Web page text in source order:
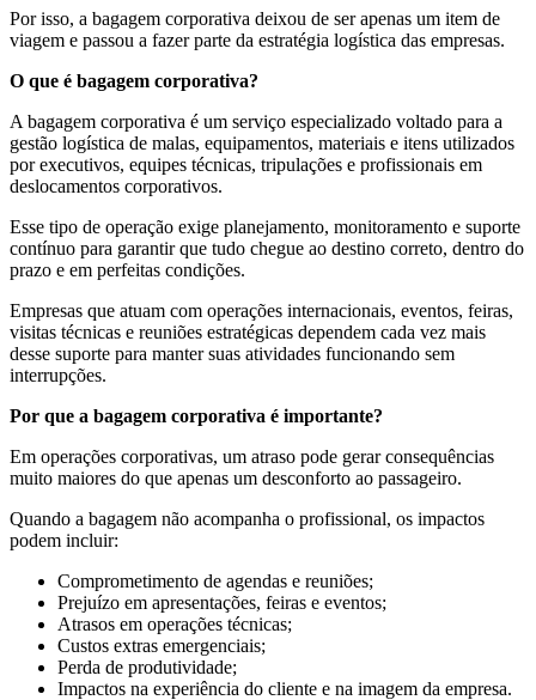
Por isso, a bagagem corporativa deixou de ser apenas um item de
viagem e passou a fazer parte da estratégia logística das empresas.
O que é bagagem corporativa?
A bagagem corporativa é um serviço especializado voltado para a
gestão logística de malas, equipamentos, materiais e itens utilizados
por executivos, equipes técnicas, tripulações e profissionais em
deslocamentos corporativos.
Esse tipo de operação exige planejamento, monitoramento e suporte
contínuo para garantir que tudo chegue ao destino correto, dentro do
prazo e em perfeitas condições.
Empresas que atuam com operações internacionais, eventos, feiras,
visitas técnicas e reuniões estratégicas dependem cada vez mais
desse suporte para manter suas atividades funcionando sem
interrupções.
Por que a bagagem corporativa é importante?
Em operações corporativas, um atraso pode gerar consequências
muito maiores do que apenas um desconforto ao passageiro.
Quando a bagagem não acompanha o profissional, os impactos
podem incluir:
Comprometimento de agendas e reuniões;
Prejuízo em apresentações, feiras e eventos;
Atrasos em operações técnicas;
Custos extras emergenciais;
Perda de produtividade;
Impactos na experiência do cliente e na imagem da empresa.